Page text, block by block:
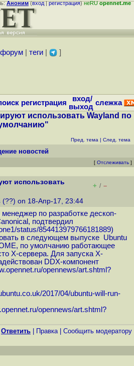
Аноним(вход|регистрация)неRUopennet.me
форум| теги| ]
регистрация
вход/
выход слежка
использовать Wayland по
Пред. тема | След. тема
новостей
[ Отслеживать ]
использовать
+ / –
(??) on 18-Апр-17, 23:44
по разработке дескоп-
подтвердил
status/854413979766181889)
в следующем выпуске Ubuntu
по умолчанию работающее
X-сервера. Для запуска X-
DDX-компонент
opennews/art.shtml?
2017/04/ubuntu-will-run-
opennews/art.shtml?
Ответить Правка| Cообщить модератору